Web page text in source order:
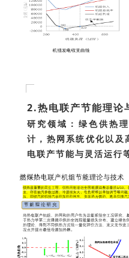
2.热电联产节能理论
研究领域：绿色供热
计，热网系统优化以及
电联产节能与灵活运行